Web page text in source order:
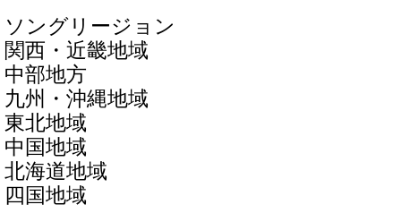
ソングリージョン
関西・近畿地域
中部地方
九州・沖縄地域
東北地域
中国地域
北海道地域
四国地域